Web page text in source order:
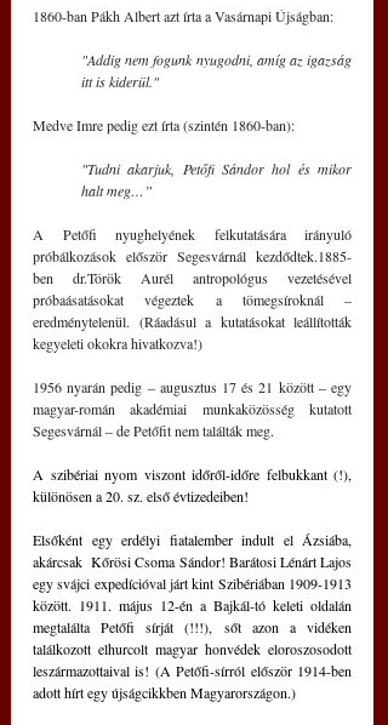
1860-ban Pákh Albert azt írta a Vasárnapi Újságban:
"Addig nem fogunk nyugodni, amíg az igazság
itt is kiderül."
Medve Imre pedig ezt írta (szintén 1860-ban):
"Tudni akarjuk, Petőfi Sándor hol és mikor
halt meg…”
A Petőfi nyughelyének felkutatására irányuló
próbálkozások először Segesvárnál kezdődtek.1885-
ben dr.Török Aurél antropológus vezetésével
próbaásatásokat végeztek a tömegsíroknál –
eredménytelenül. (Ráadásul a kutatásokat leállították
kegyeleti okokra hivatkozva!)
1956 nyarán pedig ‒ augusztus 17 és 21 között ‒ egy
magyar-román akadémiai munkaközösség kutatott
Segesvárnál ‒ de Petőfit nem találták meg.
A szibériai nyom viszont időről-időre felbukkant (!),
különösen a 20. sz. első évtizedeiben!
Elsőként egy erdélyi fiatalember indult el Ázsiába,
akárcsak  Kőrösi Csoma Sándor! Barátosi Lénárt Lajos
egy svájci expedícióval járt kint Szibériában 1909-1913
között. 1911. május 12-én a Bajkál-tó keleti oldalán
megtalálta Petőfi sírját (!!!), sőt azon a vidéken
találkozott elhurcolt magyar honvédek eloroszosodott
leszármazottaival is! (A Petőfi-sírról először 1914-ben
adott hírt egy újságcikkben Magyarországon.)